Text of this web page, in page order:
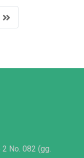
No. 082 (gg.